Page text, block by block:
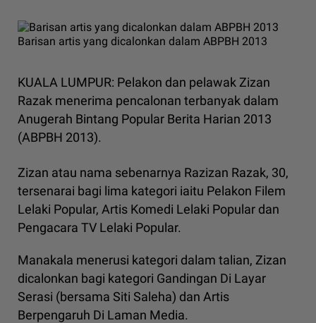
Barisan artis yang dicalonkan dalam ABPBH 2013
KUALA LUMPUR: Pelakon dan pelawak Zizan
Razak menerima pencalonan terbanyak dalam
Anugerah Bintang Popular Berita Harian 2013
(ABPBH 2013).
Zizan atau nama sebenarnya Razizan Razak, 30,
tersenarai bagi lima kategori iaitu Pelakon Filem
Lelaki Popular, Artis Komedi Lelaki Popular dan
Pengacara TV Lelaki Popular.
Manakala menerusi kategori dalam talian, Zizan
dicalonkan bagi kategori Gandingan Di Layar
Serasi (bersama Siti Saleha) dan Artis
Berpengaruh Di Laman Media.